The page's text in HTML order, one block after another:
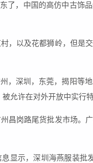
了，中国的高仿中古饰
，以及花都狮岭，但是
，深圳，东莞，揭阳等
允许在对外开放中实行
昌岗路尾货批发市场。
显示，深圳海燕服装批